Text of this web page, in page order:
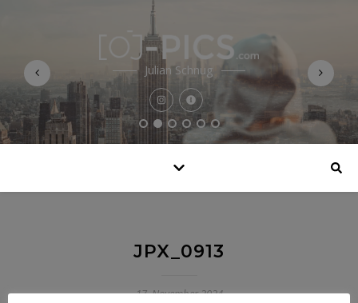
Julian Schnug
JPX_0913
17. November 2024